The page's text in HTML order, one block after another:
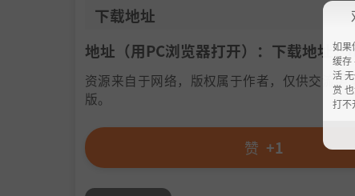
下载地址
地址（用PC浏览器打开）：下载地址：
资源来自于网络，版权属于作者，仅供交流
版。
赞 +1
如果
缓存
活
赏
打不